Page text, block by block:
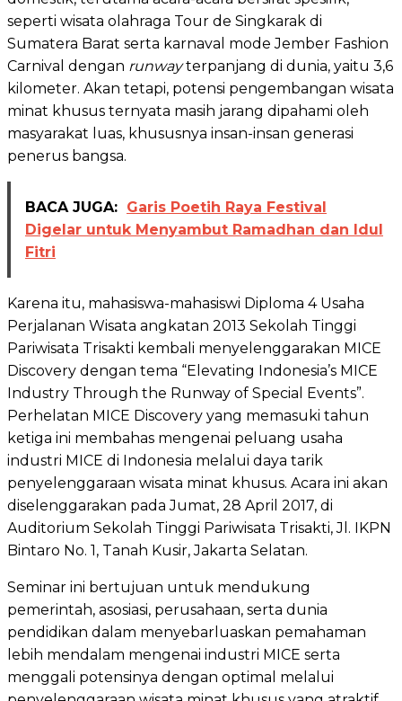
seperti wisata olahraga Tour de Singkarak di
Sumatera Barat serta karnaval mode Jember Fashion
Carnival dengan runwayterpanjang di dunia, yaitu 3,6
kilometer. Akan tetapi, potensi pengembangan wisata
minat khusus ternyata masih jarang dipahami oleh
masyarakat luas, khususnya insan-insan generasi
penerus bangsa.
BACA JUGA: Garis Poetih Raya Festival
Digelar untuk Menyambut Ramadhan dan Idul
Fitri
Karena itu, mahasiswa-mahasiswi Diploma 4 Usaha
Perjalanan Wisata angkatan 2013 Sekolah Tinggi
Pariwisata Trisakti kembali menyelenggarakan MICE
Discovery dengan tema “Elevating Indonesia’s MICE
Industry Through the Runway of Special Events”.
Perhelatan MICE Discovery yang memasuki tahun
ketiga ini membahas mengenai peluang usaha
industri MICE di Indonesia melalui daya tarik
penyelenggaraan wisata minat khusus. Acara ini akan
diselenggarakan pada Jumat, 28 April 2017, di
Auditorium Sekolah Tinggi Pariwisata Trisakti, Jl. IKPN
Bintaro No. 1, Tanah Kusir, Jakarta Selatan.
Seminar ini bertujuan untuk mendukung
pemerintah, asosiasi, perusahaan, serta dunia
pendidikan dalam menyebarluaskan pemahaman
lebih mendalam mengenai industri MICE serta
menggali potensinya dengan optimal melalui